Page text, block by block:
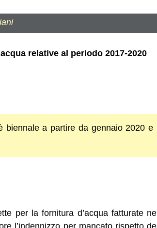
relative al periodo 2017-2020
biennale a partire da gennaio 2020 e
per la fornitura d’acqua fatturate nel